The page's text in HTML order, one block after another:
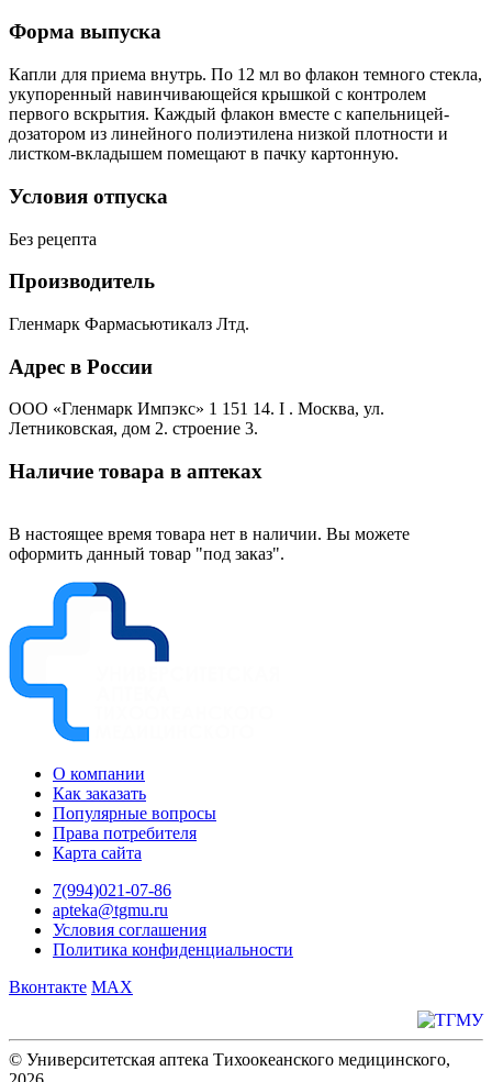
Форма выпуска
Капли для приема внутрь. По 12 мл во флакон темного стекла,
укупоренный навинчивающейся крышкой с контролем
первого вскрытия. Каждый флакон вместе с капельницей-
дозатором из линейного полиэтилена низкой плотности и
листком-вкладышем помещают в пачку картонную.
Условия отпуска
Без рецепта
Производитель
Гленмарк Фармасьютикалз Лтд.
Адрес в России
ООО «Гленмарк Импэкс» 1 151 14. I . Москва, ул.
Летниковская, дом 2. строение 3.
Наличие товара в аптеках
В настоящее время товара нет в наличии. Вы можете
оформить данный товар "под заказ".
О компании
Как заказать
Популярные вопросы
Права потребителя
Карта сайта
7(994)021-07-86
apteka@tgmu.ru
Условия соглашения
Политика конфиденциальности
Вконтакте MAX
© Университетская аптека Тихоокеанского медицинского,